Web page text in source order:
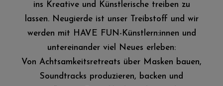
ins Kreative und Künstlerische treiben zu
lassen. Neugierde ist unser Treibstoff und wir
werden mit HAVE FUN-Künstlern:innen und
untereinander viel Neues erleben:
Von Achtsamkeitsretreats über Masken bauen,
Soundtracks produzieren, backen und